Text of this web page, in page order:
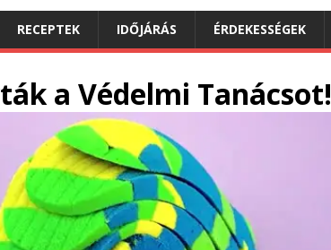
RECEPTEK IDŐJÁRÁS ÉRDEKESSÉGEK
a Védelmi Tanácsot!